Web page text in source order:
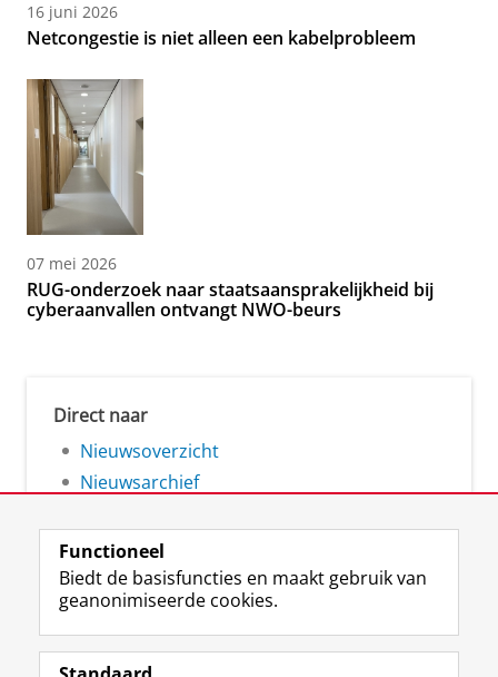
16 juni 2026
Netcongestie is niet alleen een kabelprobleem
07 mei 2026
RUG-onderzoek naar staatsaansprakelijkheid bij
cyberaanvallen ontvangt NWO-beurs
Direct naar
Nieuwsoverzicht
Nieuwsarchief
Volg de RUG
F
a
L
i
R
S
I
n
Y
o
Functioneel
Biedt de basisfuncties en maakt gebruik van
geanonimiseerde cookies.